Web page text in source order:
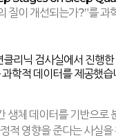
질이 개선되는가?”를 과
리닉 검사실에서 진행한
학적 데이터를 제공했습
생체 데이터를 기반으로
적 영향을 준다는 사실